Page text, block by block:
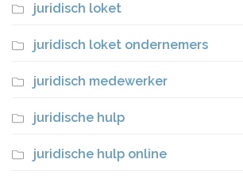
juridisch loket
juridisch loket ondernemers
juridisch medewerker
juridische hulp
juridische hulp online